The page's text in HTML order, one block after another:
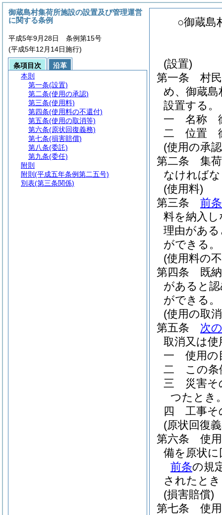
○御蔵島
(設置)
第一条
村
め、御蔵島
設置する。
一
名称
二
位置
(使用の承
第二条
集
なければ
(使用料)
第三条
前条
料を納入
理由があ
ができる。
(使用料の
第四条
既
があると
ができる。
(使用の取
第五条
次
取消又は
一
使用の
二
この
三
災害
つたとき
四
工事そ
(原状回復
第六条
使
備を原状
前条の規
されたと
(損害賠償)
第七条
使
御蔵島村集荷所施設の設置及び管理運営
に関する条例
平成5年9月28日 条例第15号
(平成5年12月14日施行)
条項目次
沿革
本則
第一条(設置)
第二条(使用の承認)
第三条(使用料)
第四条(使用料の不還付)
第五条(使用の取消等)
第六条(原状回復義務)
第七条(損害賠償)
第八条(委託)
第九条(委任)
附則
附則 (平成五年条例第二五号)
別表(第三条関係)